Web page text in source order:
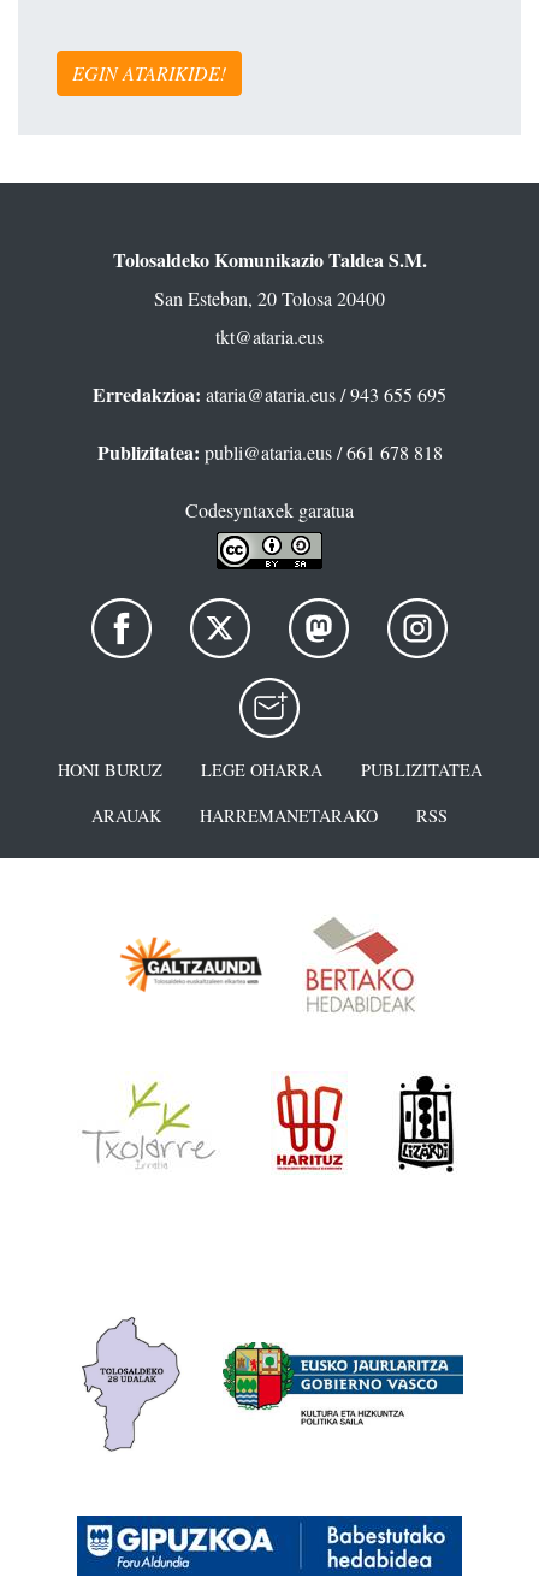
EGIN ATARIKIDE!
Tolosaldeko Komunikazio Taldea S.M.
San Esteban, 20 Tolosa 20400
tkt@ataria.eus
Erredakzioa: ataria@ataria.eus/ 943 655 695
Publizitatea: publi@ataria.eus/ 661 678 818
Codesyntaxek garatua
HONI BURUZ LEGE OHARRA
PUBLIZITATEA
ARAUAK
HARREMANETARAKO RSS